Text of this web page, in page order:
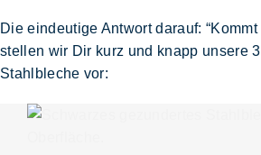
Die eindeutige Antwort darauf:
stellen wir Dir kurz und knapp unsere
Stahlbleche vor: